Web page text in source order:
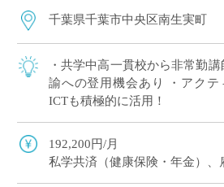
千葉県千葉市中央区南生実町
・共学中高一貫校から非常勤
諭への登用機会あり ・アクテ
ICTも積極的に活用！
192,200円/月
私学共済（健康保険・年金）、